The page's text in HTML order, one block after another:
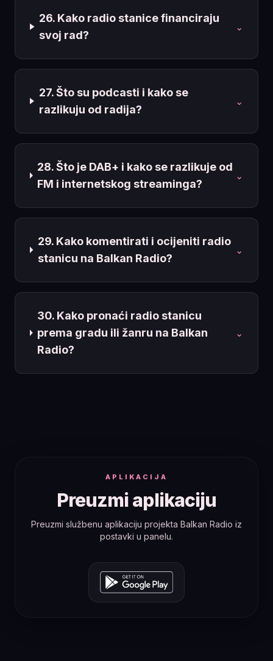
26. Kako radio stanice financiraju
svoj rad?
⌄
27. Što su podcasti i kako se
razlikuju od radija?
⌄
28. Što je DAB+ i kako se razlikuje od
FM i internetskog streaminga?
⌄
29. Kako komentirati i ocijeniti radio
stanicu na Balkan Radio?
⌄
30. Kako pronaći radio stanicu
prema gradu ili žanru na Balkan
Radio?
⌄
APLIKACIJA
Preuzmi aplikaciju
Preuzmi službenu aplikaciju projekta Balkan Radio iz
postavki u panelu.